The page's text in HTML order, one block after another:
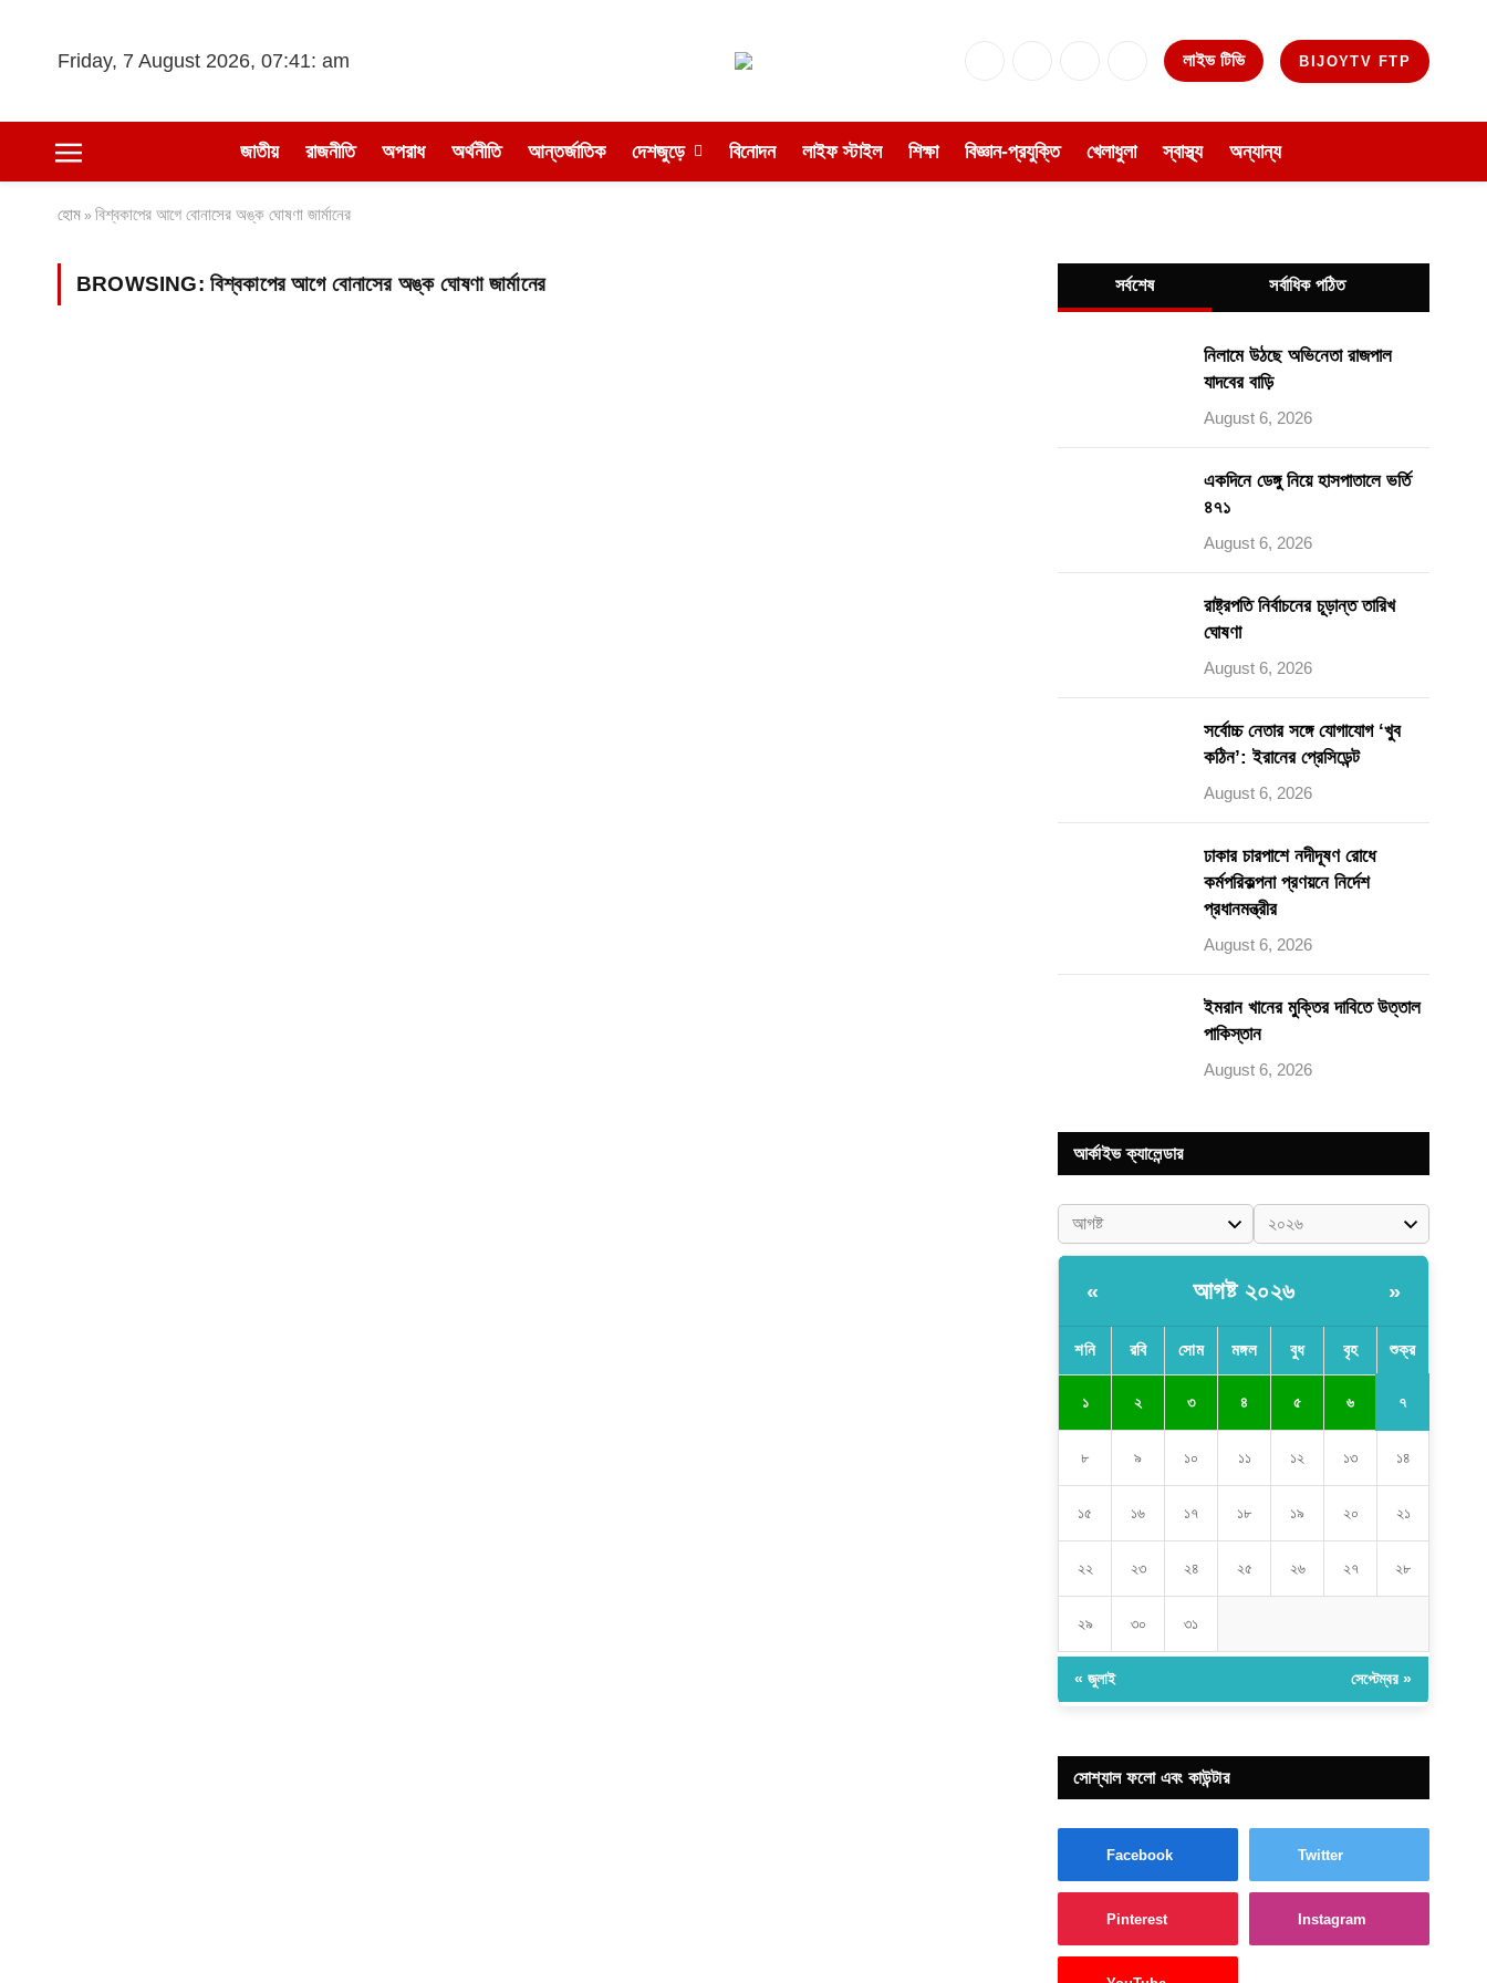
Friday, 7 August 2026, 07:41: am YouTube
লাইভ টিভি BIJOYTV FTP
জাতীয় রাজনীতি অপরাধ অর্থনীতি আন্তর্জাতিক দেশজুড়ে বিনোদন লাইফ স্টাইল শিক্ষা বিজ্ঞান-প্রযুক্তি খেলাধুলা স্বাস্থ্য অন্যান্য
হোম » বিশ্বকাপের আগে বোনাসের অঙ্ক ঘোষণা জার্মানের
BROWSING: বিশ্বকাপের আগে বোনাসের অঙ্ক ঘোষণা জার্মানের সর্বশেষ সর্বাধিক পঠিত
নিলামে উঠছে অভিনেতা রাজপাল
যাদবের বাড়ি
August 6, 2026
একদিনে ডেঙ্গু নিয়ে হাসপাতালে ভর্তি
৪৭১
August 6, 2026
রাষ্ট্রপতি নির্বাচনের চূড়ান্ত তারিখ
ঘোষণা
August 6, 2026
সর্বোচ্চ নেতার সঙ্গে যোগাযোগ ‘খুব
কঠিন’: ইরানের প্রেসিডেন্ট
August 6, 2026
ঢাকার চারপাশে নদীদূষণ রোধে
কর্মপরিকল্পনা প্রণয়নে নির্দেশ
প্রধানমন্ত্রীর
August 6, 2026
ইমরান খানের মুক্তির দাবিতে উত্তাল
পাকিস্তান
August 6, 2026
আর্কাইভ ক্যালেন্ডার
« আগষ্ট ২০২৬ »
শনি রবি সোম মঙ্গল বুধ বৃহ শুক্র
১ ২ ৩ ৪ ৫ ৬ ৭
৮ ৯ ১০ ১১ ১২ ১৩ ১৪
১৫ ১৬ ১৭ ১৮ ১৯ ২০ ২১
২২ ২৩ ২৪ ২৫ ২৬ ২৭ ২৮
২৯ ৩০ ৩১
« জুলাই সেপ্টেম্বর »
সোশ্যাল ফলো এবং কাউন্টার
Facebook Twitter
Pinterest Instagram